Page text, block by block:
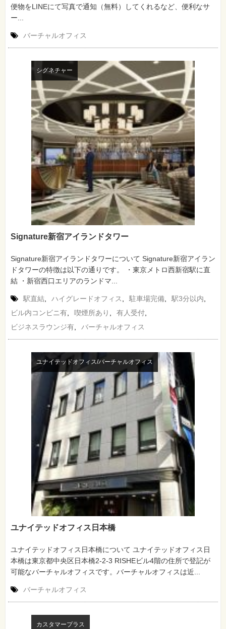
便物をLINEにて写真で通知（無料）してくれるなど、便利なサ
ー...
バーチャルオフィス
シグネチャー
Signature新宿アイランドタワー
Signature新宿アイランドタワーについて Signature新宿アイラン
ドタワーの特徴は以下の通りです。 ・東京メトロ西新宿駅に直
結 ・新宿西口エリアのランドマ...
駅直結 ハイグレードオフィス 駐車場完備 駅3分以内
ビル内コンビニ有
喫煙所あり 有人受付
ビジネスラウンジ有
バーチャルオフィス
ユナイテッドオフィス/バーチャルオフィス
ユナイテッドオフィス日本橋
ユナイテッドオフィス日本橋について ユナイテッドオフィス日
本橋は東京都中央区日本橋2-2-3 RISHEビル4階の住所で登記が
可能なバーチャルオフィスです。バーチャルオフィスは近...
バーチャルオフィス
カスタマープラス